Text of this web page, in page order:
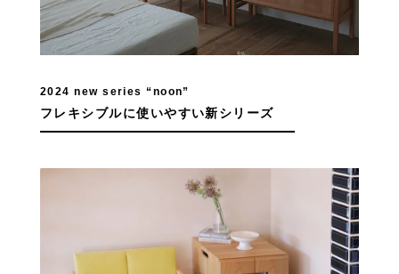
2024 new series “noon”
フレキシブルに使いやすい新シリーズ